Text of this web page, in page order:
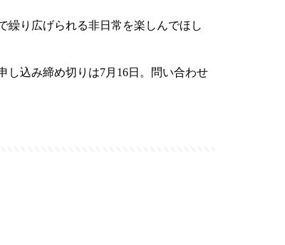
り広げられる非日常を楽しんでほし
し込み締め切りは7月16日。問い合わせ